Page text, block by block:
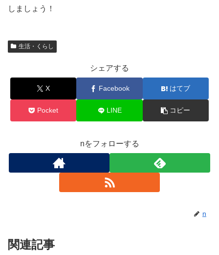
しましょう！
生活・くらし
シェアする
X Facebook はてブ
Pocket LINE コピー
nをフォローする
n
関連記事